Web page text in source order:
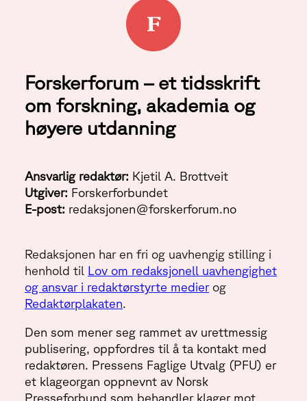
Forskerforum – et tidsskrift
om forskning, akademia og
høyere utdanning
Ansvarlig redaktør: Kjetil A. Brottveit
Utgiver: Forskerforbundet
E-post: redaksjonen@forskerforum.no
Redaksjonen har en fri og uavhengig stilling i
henhold til Lov om redaksjonell uavhengighet
og ansvar i redaktørstyrte medierog
Redaktørplakaten.
Den som mener seg rammet av urettmessig
publisering, oppfordres til å ta kontakt med
redaktøren. Pressens Faglige Utvalg (PFU) er
et klageorgan oppnevnt av Norsk
Presseforbund som behandler klager mot